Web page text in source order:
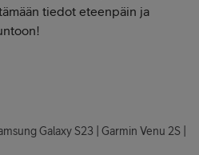
tiedot eteenpäin ja
Galaxy S23 | Garmin Venu 2S |